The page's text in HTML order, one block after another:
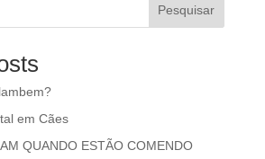
Pesquisar
em Cães
QUANDO ESTÃO COMENDO